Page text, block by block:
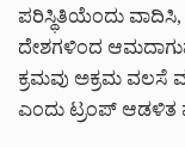
ಪರಿಸ್ಥಿತಿಯೆಂದು ವಾದಿಸಿ,
ದೇಶಗಳಿಂದ
ಕ್ರಮವು ಅಕ್ರಮ ವಲಸೆ
ಎಂದು ಟ್ರಂಪ್ ಆಡಳಿತ